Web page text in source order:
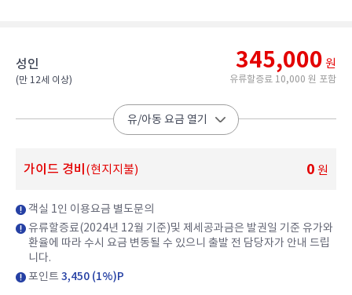
성인
(만 12세 이상)​
345,000 원
유류할증료 10,000 원 포함
유/아동 요금 열기
가이드 경비 (현지지불) 0 원
객실 1인 이용요금 별도문의
유류할증료(2024년 12월 기준)및 제세공과금은 발권일 기준 유가와
환율에 따라 수시 요금 변동될 수 있으니 출발 전 담당자가 안내 드립
니다.
포인트 3,450 (1%)P